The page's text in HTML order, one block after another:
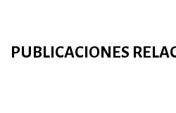
PUBLICACIONES